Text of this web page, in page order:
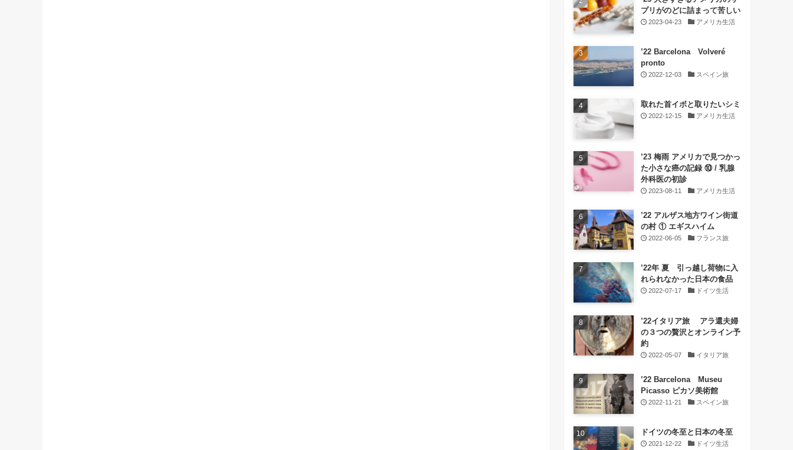
プリがのどに詰まって苦しい
2023-04-23 アメリカ生活
’22 Barcelona Volveré
pronto
2022-12-03 スペイン旅
取れた首イボと取りたいシミ
2022-12-15 アメリカ生活
’23 梅雨 アメリカで見つかっ
た小さな癌の記録 ⑩ / 乳腺
外科医の初診
2023-08-11 アメリカ生活
’22 アルザス地方ワイン街道
の村 ① エギスハイム
2022-06-05 フランス旅
’22年 夏 引っ越し荷物に入
れられなかった日本の食品
2022-07-17 ドイツ生活
’22イタリア旅 アラ還夫婦
の３つの贅沢とオンライン予
約
2022-05-07 イタリア旅
’22 Barcelona Museu
Picasso ピカソ美術館
2022-11-21 スペイン旅
ドイツの冬至と日本の冬至
2021-12-22 ドイツ生活